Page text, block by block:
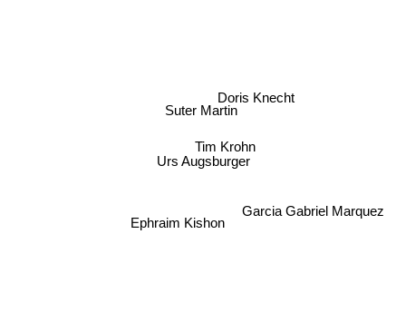
Urs Augsburger
Tim Krohn
Doris Knecht
Suter Martin
Ephraim Kishon
Garcia Gabriel Marquez